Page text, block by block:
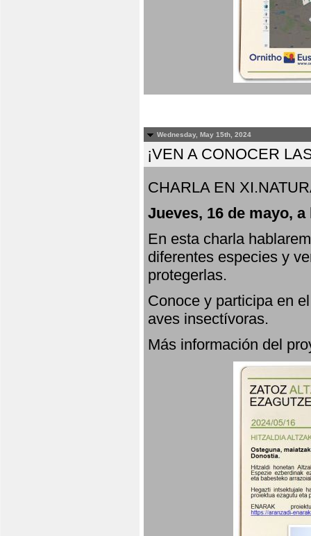
Wednesday, May 15th, 2024
¡VEN A CONOCER
CHARLA EN
Jueves, 16 de mayo,
En esta charla
diferentes especies y
protegerlas.
Conoce y participa en
aves insectívoras.
Más información del